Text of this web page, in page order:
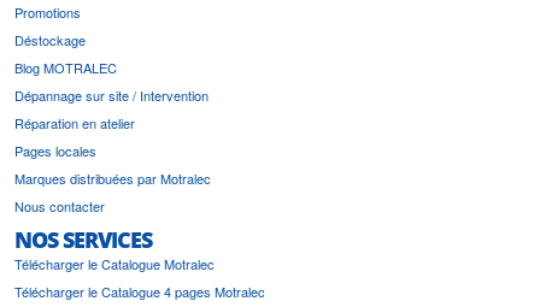
Promotions
Déstockage
Blog MOTRALEC
Dépannage sur site / Intervention
Réparation en atelier
Pages locales
Marques distribuées par Motralec
Nous contacter
NOS SERVICES
Télécharger le Catalogue Motralec
Télécharger le Catalogue 4 pages Motralec